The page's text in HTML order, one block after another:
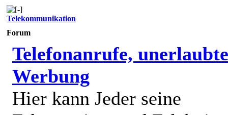
Telekommunikation
Forum
Telefonanrufe, unerlaubte
Werbung
Hier kann Jeder seine